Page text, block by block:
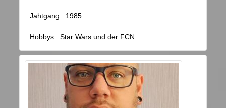
Jahtgang : 1985
Hobbys : Star Wars und der FCN